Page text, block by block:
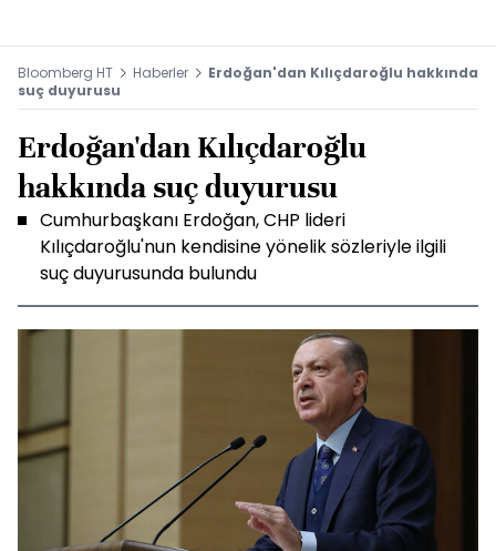
Bloomberg HT Haberler
Erdoğan'dan Kılıçdaroğlu hakkında
suç duyurusu
Erdoğan'dan Kılıçdaroğlu
hakkında suç duyurusu
Cumhurbaşkanı Erdoğan, CHP lideri
Kılıçdaroğlu'nun kendisine yönelik sözleriyle ilgili
suç duyurusunda bulundu